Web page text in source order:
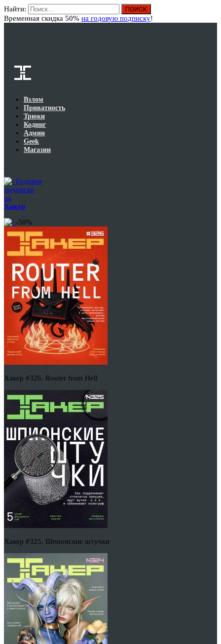
Найти:
Временная скидка 50% на годовую подписку!
Взлом
Приватность
Трюки
Кодинг
Админ
Geek
Магазин
Годовая
подписка
на
Хакер
-50%
Хакер #326. Router from Hell
Хакер #325. Шпионские штучки